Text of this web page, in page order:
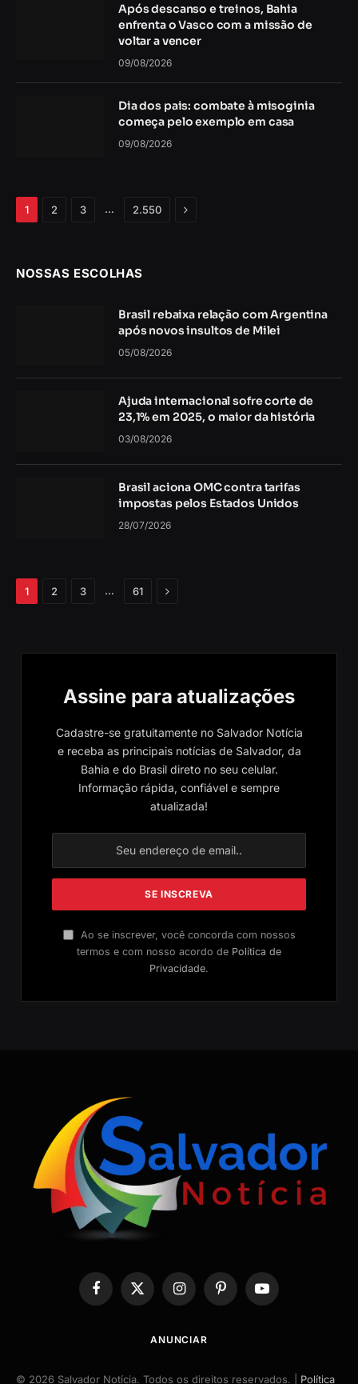
Após descanso e treinos, Bahia
enfrenta o Vasco com a missão de
voltar a vencer
09/08/2026
Dia dos pais: combate à misoginia
começa pelo exemplo em casa
09/08/2026
1 2 3 … 2.550 Próximo
NOSSAS ESCOLHAS
Brasil rebaixa relação com Argentina
após novos insultos de Milei
05/08/2026
Ajuda internacional sofre corte de
23,1% em 2025, o maior da história
03/08/2026
Brasil aciona OMC contra tarifas
impostas pelos Estados Unidos
28/07/2026
1 2 3 … 61 Próximo
Assine para atualizações
Cadastre-se gratuitamente no Salvador Notícia
e receba as principais notícias de Salvador, da
Bahia e do Brasil direto no seu celular.
Informação rápida, confiável e sempre
atualizada!
Ao se inscrever, você concorda com nossos
termos e com nosso acordo de Política de
Privacidade.
Facebook
X
InstagramPinterestYouTube
ANUNCIAR
© 2026 Salvador Notícia. Todos os direitos reservados. | Política